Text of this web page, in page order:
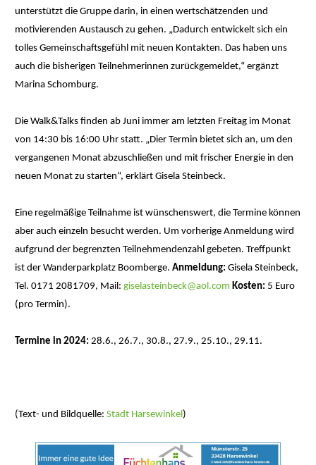
unterstützt die Gruppe darin, in einen wertschätzenden und
motivierenden Austausch zu gehen. „Dadurch entwickelt sich ein
tolles Gemeinschaftsgefühl mit neuen Kontakten. Das haben uns
auch die bisherigen Teilnehmerinnen zurückgemeldet,“ ergänzt
Marina Schomburg.
Die Walk&Talks finden ab Juni immer am letzten Freitag im Monat
von 14:30 bis 16:00 Uhr statt. „Dier Termin bietet sich an, um den
vergangenen Monat abzuschließen und mit frischer Energie in den
neuen Monat zu starten“, erklärt Gisela Steinbeck.
Eine regelmäßige Teilnahme ist wünschenswert, die Termine können
aber auch einzeln besucht werden. Um vorherige Anmeldung wird
aufgrund der begrenzten Teilnehmendenzahl gebeten. Treffpunkt
ist der Wanderparkplatz Boomberge.Anmeldung: Gisela Steinbeck,
Tel. 0171 2081709, Mail:giselasteinbeck@aol.com Kosten: 5 Euro
(pro Termin).
Termine in 2024: 28.6., 26.7., 30.8., 27.9., 25.10., 29.11.
(Text- und Bildquelle:Stadt Harsewinkel)